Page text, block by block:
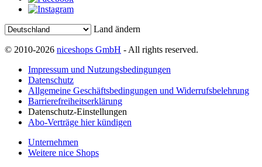
Land ändern
© 2010-2026 niceshops GmbH - All rights reserved.
Impressum und Nutzungsbedingungen
Datenschutz
Allgemeine Geschäftsbedingungen und Widerrufsbelehrung
Barrierefreiheitserklärung
Datenschutz-Einstellungen
Abo-Verträge hier kündigen
Unternehmen
Weitere nice Shops